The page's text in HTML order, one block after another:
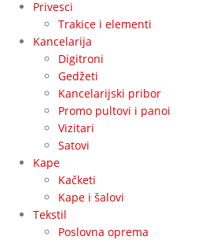
Privesci
Trakice i elementi
Kancelarija
Digitroni
Gedžeti
Kancelarijski pribor
Promo pultovi i panoi
Vizitari
Satovi
Kape
Kačketi
Kape i šalovi
Tekstil
Poslovna oprema